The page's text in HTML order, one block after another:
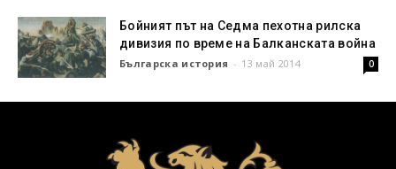
Бойният път на Седма пехотна рилска
дивизия по време на Балканската война
Българска история - 13 май 2014 0